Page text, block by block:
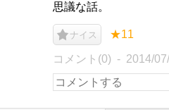
思議な話。
ナイス ★11
コメント(0) 2014/